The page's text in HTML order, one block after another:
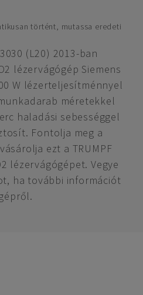
történt, mutassa eredeti
(L20) 2013-ban
lézervágógép Siemens
W lézerteljesítménnyel
méretekkel
haladási sebességgel
Fontolja meg a
ezt a TRUMPF
lézervágógépet. Vegye
ha további információt